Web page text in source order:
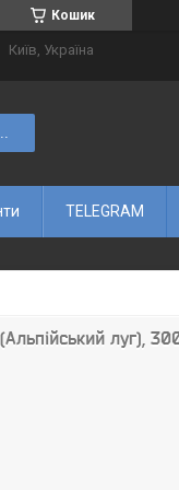
Кошик
Київ, Україна
TELEGRAM
луг),